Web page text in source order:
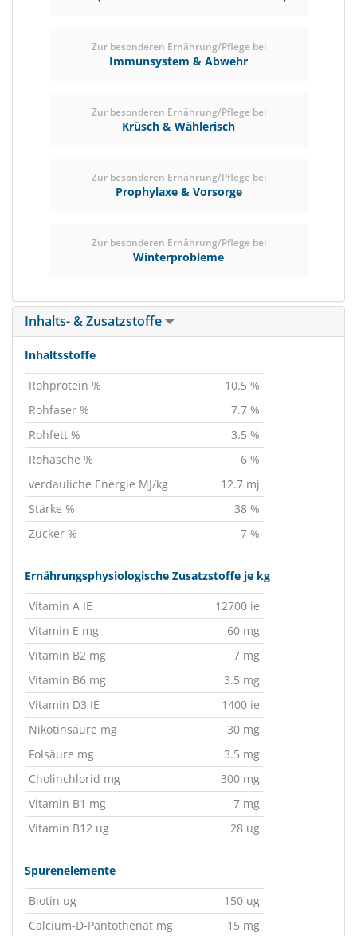
Zur besonderen Ernährung/Pflege bei
Immunsystem & Abwehr
Zur besonderen Ernährung/Pflege bei
Krüsch & Wählerisch
Zur besonderen Ernährung/Pflege bei
Prophylaxe & Vorsorge
Zur besonderen Ernährung/Pflege bei
Winterprobleme
Inhalts- & Zusatzstoffe
Inhaltsstoffe
Rohprotein %
10.5 %
Rohfaser %
7.7 %
Rohfett %
3.5 %
Rohasche %
6 %
verdauliche Energie MJ/kg
12.7 mj
Stärke %
38 %
Zucker %
7 %
Ernährungsphysiologische Zusatzstoffe je kg
Vitamin A IE
12700 ie
Vitamin E mg
60 mg
Vitamin B2 mg
7 mg
Vitamin B6 mg
3.5 mg
Vitamin D3 IE
1400 ie
Nikotinsäure mg
30 mg
Folsäure mg
3.5 mg
Cholinchlorid mg
300 mg
Vitamin B1 mg
7 mg
Vitamin B12 ug
28 ug
Spurenelemente
Biotin ug
150 ug
Calcium-D-Pantothenat mg
15 mg